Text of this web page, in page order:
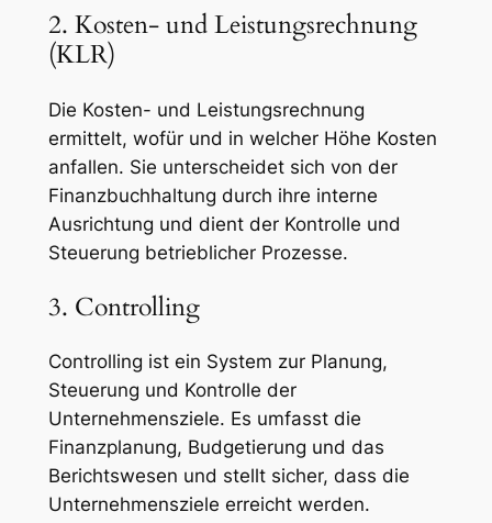
2. Kosten- und Leistungsrechnung
(KLR)
Die Kosten- und Leistungsrechnung
ermittelt, wofür und in welcher Höhe Kosten
anfallen. Sie unterscheidet sich von der
Finanzbuchhaltung durch ihre interne
Ausrichtung und dient der Kontrolle und
Steuerung betrieblicher Prozesse.
3. Controlling
Controlling ist ein System zur Planung,
Steuerung und Kontrolle der
Unternehmensziele. Es umfasst die
Finanzplanung, Budgetierung und das
Berichtswesen und stellt sicher, dass die
Unternehmensziele erreicht werden.